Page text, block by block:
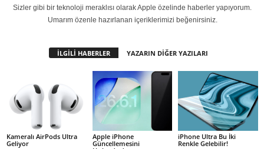
Sizler gibi bir teknoloji meraklısı olarak Apple özelinde haberler yapıyorum.
Umarım özenle hazırlanan içeriklerimizi beğenirsiniz.
İLGİLİ HABERLER YAZARIN DİĞER YAZILARI
Kameralı AirPods Ultra
Geliyor
Apple iPhone
Güncellemesini
iPhone Ultra Bu İki
Renkle Gelebilir!